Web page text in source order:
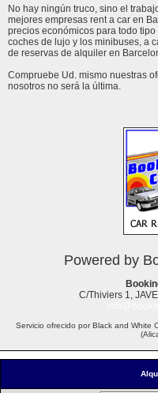
No hay ningún truco, sino el
mejores empresas rent a car en
precios económicos para todo
coches de lujo y los minibuses, a
de reservas de alquiler en
Compruebe Ud. mismo nuestras
nosotros no será la última.
Powered by
C/Thiviers 1,
Servicio ofrecido por Black and White